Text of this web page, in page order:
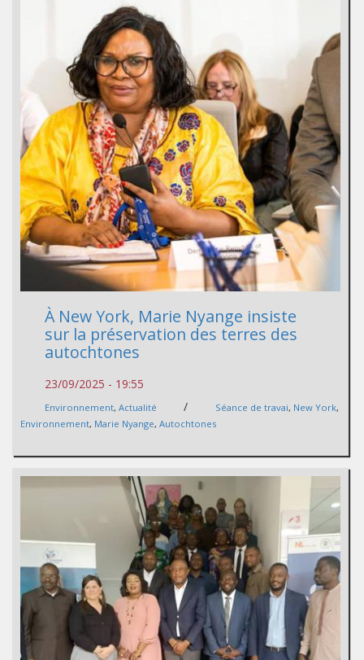
À New York, Marie Nyange insiste
sur la préservation des terres des
autochtones
23/09/2025 - 19:55
Environnement, Actualité / Séance de travai, New York,
Environnement, Marie Nyange, Autochtones